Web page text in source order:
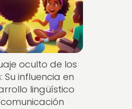
oculto de los
Su influencia en
lingüístico